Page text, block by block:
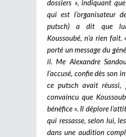
dossiers », indiquant
qui est l’organisateur
putsch) a dit que lui,
Koussoubé, n’a rien fait.
porté un message du
il. Me Alexandre
l’accusé, confie dès son
ce putsch avait réussi,
convaincu que
bénéfice ». Il déplore
qui ressasse, selon lui,
dans une audition